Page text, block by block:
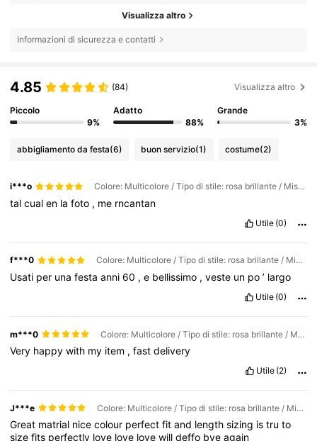
Visualizza altro
Informazioni di sicurezza e contatti
4.85 (84) Visualizza altro
Piccolo
9%
Adatto
88%
Grande
3%
abbigliamento da festa(6) buon servizio(1) costume(2)
i***o Colore: Multicolore / Tipo di stile: rosa brillante / Misure: M
talcualen lafoto , me rncantan
Utile (0)
f***0 Colore: Multicolore / Tipo di stile: rosa brillante / Misure: S
Usati per unafestaanni 60 ,e bellissimo ,veste un po’ largo
Utile (0)
m***0 Colore: Multicolore / Tipo di stile: rosa brillante / Misure: XL
Very happywith my item ,fastdelivery
Utile (2)
J***e Colore: Multicolore / Tipo di stile: rosa brillante / Misure: S
Great matrial nicecolour perfectfitand lengthsizing istruto
sizefits perfectly love love lovewilldeffo byeagain